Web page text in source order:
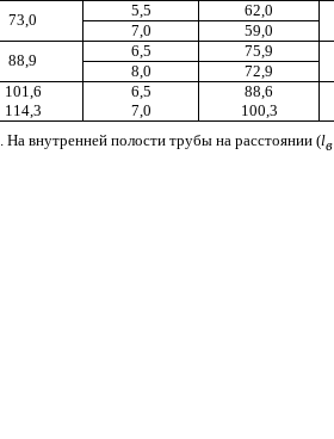
73,0
5,5 62,0
7,0 59,0
88,9
6,5 75,9
8,0 72,9
101,6 6,5 88,6
114,3 7,0 100,3
. На внутренней полости трубы на расстоянии (lв